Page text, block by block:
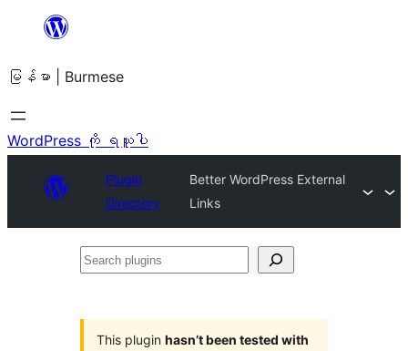
အကြောင်းအရာ
ကျော်သွား
ရန်
မြန်မာ | Burmese
WordPress ကို ရယူပါ
Plugin
Directory
Better WordPress External
Links
Search
This plugin hasn’t been tested with